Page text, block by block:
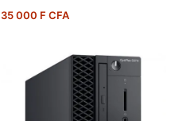
35 000 F CFA